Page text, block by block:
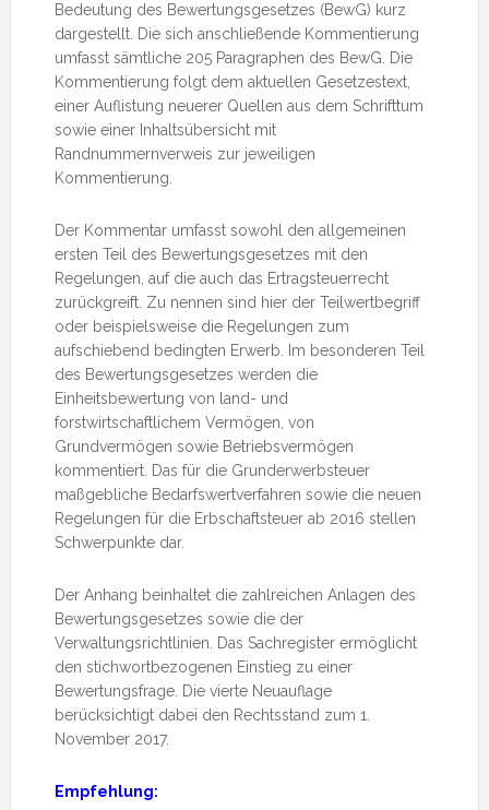
Bedeutung des Bewertungsgesetzes (BewG) kurz
dargestellt. Die sich anschließende Kommentierung
umfasst sämtliche 205 Paragraphen des BewG. Die
Kommentierung folgt dem aktuellen Gesetzestext,
einer Auflistung neuerer Quellen aus dem Schrifttum
sowie einer Inhaltsübersicht mit
Randnummernverweis zur jeweiligen
Kommentierung.
Der Kommentar umfasst sowohl den allgemeinen
ersten Teil des Bewertungsgesetzes mit den
Regelungen, auf die auch das Ertragsteuerrecht
zurückgreift. Zu nennen sind hier der Teilwertbegriff
oder beispielsweise die Regelungen zum
aufschiebend bedingten Erwerb. Im besonderen Teil
des Bewertungsgesetzes werden die
Einheitsbewertung von land- und
forstwirtschaftlichem Vermögen, von
Grundvermögen sowie Betriebsvermögen
kommentiert. Das für die Grunderwerbsteuer
maßgebliche Bedarfswertverfahren sowie die neuen
Regelungen für die Erbschaftsteuer ab 2016 stellen
Schwerpunkte dar.
Der Anhang beinhaltet die zahlreichen Anlagen des
Bewertungsgesetzes sowie die der
Verwaltungsrichtlinien. Das Sachregister ermöglicht
den stichwortbezogenen Einstieg zu einer
Bewertungsfrage. Die vierte Neuauflage
berücksichtigt dabei den Rechtsstand zum 1.
November 2017.
Empfehlung: